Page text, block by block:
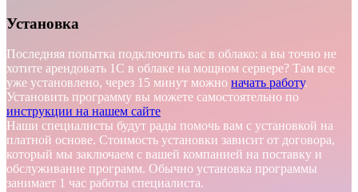
Установка
Последняя попытка подключить вас в облако: а вы точно не
хотите арендовать 1С в облаке на мощном сервере? Там все
уже установлено, через 15 минут можно начать работу.
Установить программу вы можете самостоятельно по
инструкции на нашем сайте
Наши специалисты будут рады помочь вам с установкой на
платной основе. Стоимость установки зависит от договора,
который мы заключаем с вашей компанией на поставку и
обслуживание программ. Обычно установка программы
занимает 1 час работы специалиста.